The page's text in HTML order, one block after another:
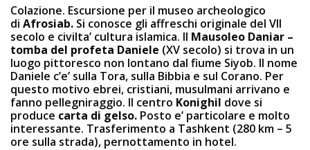
Colazione. Escursione per il museo archeologico
di Afrosiab. Si conosce gli affreschi originale del VII
secolo e civilta’ cultura islamica. Il Mausoleo Daniar –
tomba del profeta Daniele (XV secolo) si trova in un
luogo pittoresco non lontano dal fiume Siyob. Il nome
Daniele c’e’ sulla Tora, sulla Bibbia e sul Corano. Per
questo motivo ebrei, cristiani, musulmani arrivano e
fanno pellegniraggio. Il centro Konighil dove si
produce carta di gelso. Posto e’ particolare e molto
interessante. Trasferimento a Tashkent (280 km – 5
ore sulla strada), pernottamento in hotel.